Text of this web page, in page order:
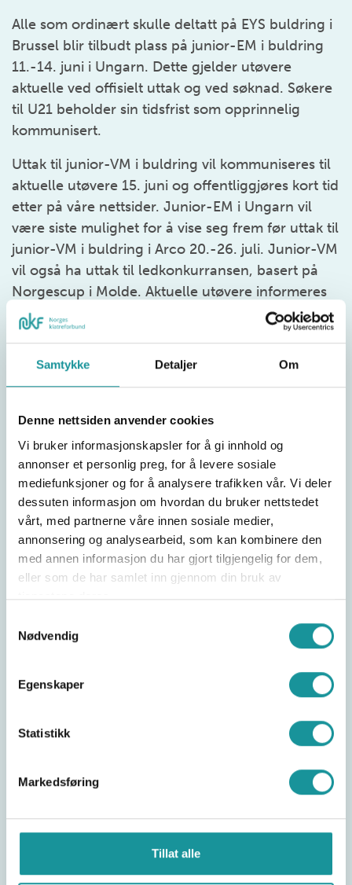
Samtykke Detaljer Om
Denne nettsiden anvender cookies
Vi bruker informasjonskapsler for å gi innhold og
annonser et personlig preg, for å levere sosiale
mediefunksjoner og for å analysere trafikken vår. Vi deler
dessuten informasjon om hvordan du bruker nettstedet
vårt, med partnerne våre innen sosiale medier,
annonsering og analysearbeid, som kan kombinere den
med annen informasjon du har gjort tilgjengelig for dem,
eller som de har samlet inn gjennom din bruk av
tjenestene deres.
Nødvendig
Egenskaper
Statistikk
Markedsføring
Tillat alle
Alle som ordinært skulle deltatt på EYS buldring i
Brussel blir tilbudt plass på junior-EM i buldring
11.-14. juni i Ungarn. Dette gjelder utøvere
aktuelle ved offisielt uttak og ved søknad. Søkere
til U21 beholder sin tidsfrist som opprinnelig
kommunisert.
Uttak til junior-VM i buldring vil kommuniseres til
aktuelle utøvere 15. juni og offentliggjøres kort tid
etter på våre nettsider. Junior-EM i Ungarn vil
være siste mulighet for å vise seg frem før uttak til
junior-VM i buldring i Arco 20.-26. juli. Junior-VM
vil også ha uttak til ledkonkurransen, basert på
Norgescup i Molde. Aktuelle utøvere informeres
8. juni.
Uttak til junior-VM blir disiplinspesifikt, og noen
utøvere kan være aktuelle for begge disipliner.
VM bes starte prosessen med gyldig lisens,
inkludert World Climbing helseattest, da dette
kan være tidkrevende. Utøver må ha gyldig lisens
innen påmeldingsfristen 17. juni. Ta kontakt med
landslagstrener Tina Hafsaas pere-postfor å
starte prosessen eller sjekke status.
Les mer om World Climbing helseattestHER